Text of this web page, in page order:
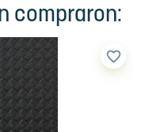
compraron:
favorite_border